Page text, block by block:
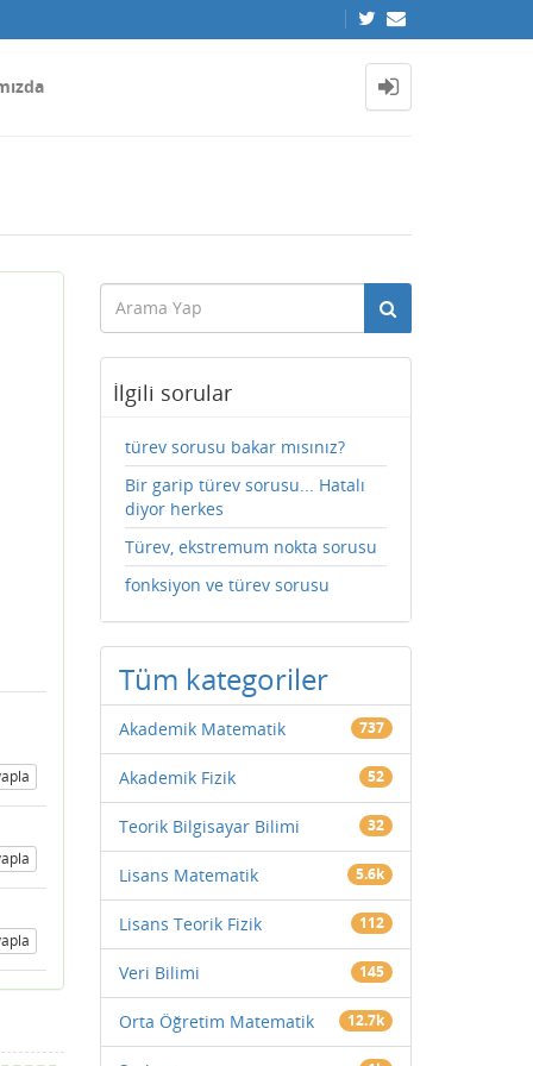
İlgili sorular
türev sorusu bakar mısınız?
Bir garip türev sorusu... Hatalı
diyor herkes
Türev, ekstremum nokta sorusu
fonksiyon ve türev sorusu
Tüm kategoriler
Akademik Matematik 737
Akademik Fizik 52
Teorik Bilgisayar Bilimi 32
Lisans Matematik 5.6k
Lisans Teorik Fizik 112
Veri Bilimi 145
Orta Öğretim Matematik 12.7k